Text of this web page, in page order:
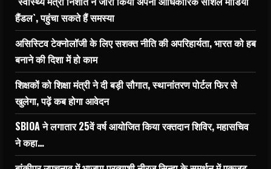
हैंडल`, पहुंचा सकते हैं समस्या
असिस्टिव टेक्नोलॉजी के लिए सशक्त नीति की अपरिहार्यता, भारत को हब
बनाने की दिशा में हो काम
शिक्षकों को शिक्षा मंत्री ने दी बड़ी सौगात, स्थानांतरण पोर्टल फिर से
खुलेगा, पढ़ें कब होगा आवेदन
SBIOA ने लगातार 25वें वर्ष आयोजित किया रक्तदान शिविर, महासचिव
ने कहा…